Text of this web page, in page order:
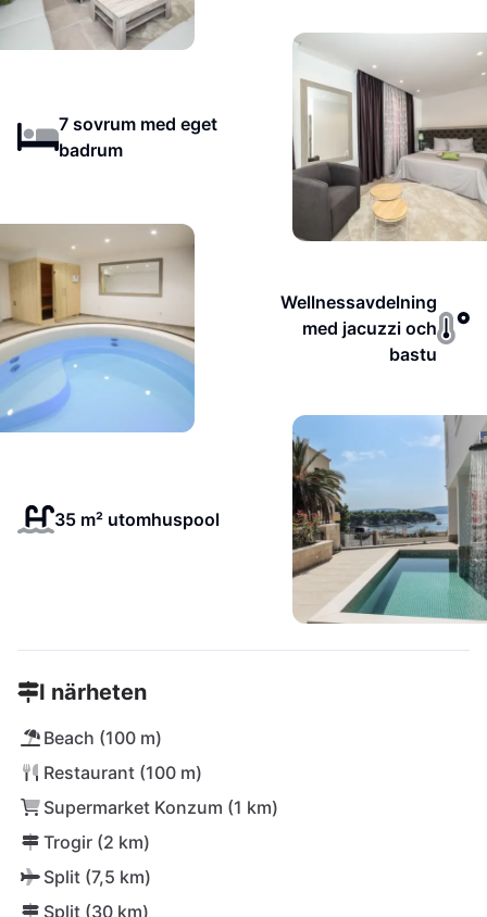
7 sovrum med eget
badrum
Wellnessavdelning
med jacuzzi och
bastu
35 m² utomhuspool
I närheten
Beach (100 m)
Restaurant (100 m)
Supermarket Konzum (1 km)
Trogir (2 km)
Split (7,5 km)
Split (30 km)